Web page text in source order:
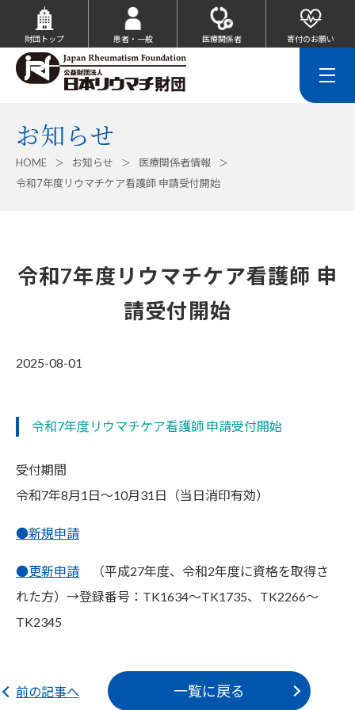
お知らせ
HOME お知らせ
医療関係者情報
令和7年度リウマチケア看護師 申請受付開始
令和7年度リウマチケア看護師 申
請受付開始
2025-08-01
令和7年度リウマチケア看護師 申請受付開始
受付期間
令和7年8月1日～10月31日（当日消印有効）
●新規申請
●更新申請 （平成27年度、令和2年度に資格を取得さ
れた方）→登録番号：TK1634～TK1735、TK2266～
TK2345
前の記事へ 一覧に戻る
財団トップ 患者・一般 医療関係者 寄付のお願い